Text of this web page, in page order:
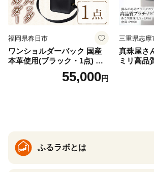
福岡県春日市
ワンショルダーバック 国産
本革使用(ブラック・1点) 鞄
バック バッグ カバン レザー
国産 日本製 牛革 黒 革 革製
55,000円
三重県志摩
真珠屋さ
ミリ高品
t900 志
ックパー
ふるラボとは